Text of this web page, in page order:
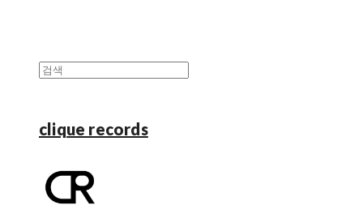
clique records